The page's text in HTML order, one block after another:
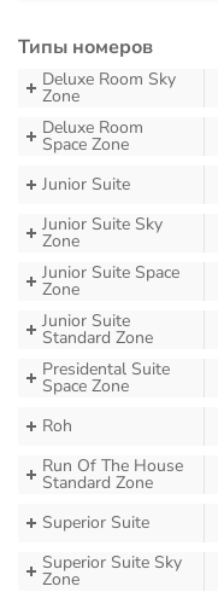
Типы номеров
Deluxe Room Sky
Zone
Deluxe Room
Space Zone
Junior Suite
Junior Suite Sky
Zone
Junior Suite Space
Zone
Junior Suite
Standard Zone
Presidental Suite
Space Zone
Roh
Run Of The House
Standard Zone
Superior Suite
Superior Suite Sky
Zone